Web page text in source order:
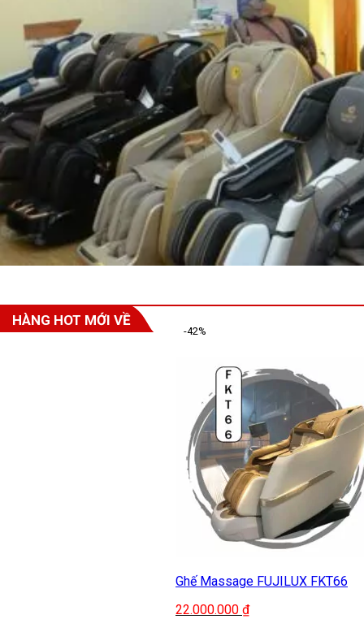
HÀNG HOT MỚI VỀ
-42%
Ghế Massage FUJILUX FKT66
22.000.000 ₫